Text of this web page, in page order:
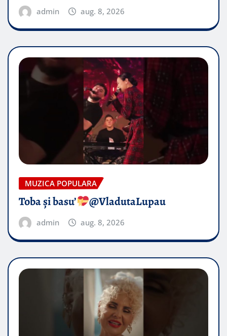
admin aug. 8, 2026
MUZICA POPULARA
Toba și basu’ @VladutaLupau
admin aug. 8, 2026